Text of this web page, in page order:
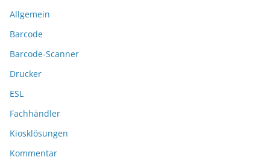
Allgemein
Barcode
Barcode-Scanner
Drucker
ESL
Fachhändler
Kiosklösungen
Kommentar